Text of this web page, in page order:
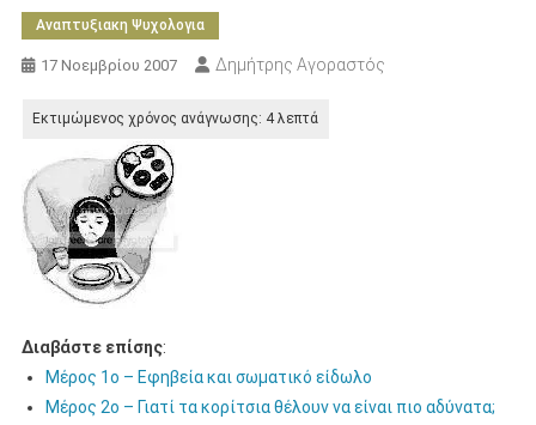
Αναπτυξιακη Ψυχολογια
17 Νοεμβρίου 2007 Δημήτρης Αγοραστός
Διαβάστε επίσης:
Μέρος 1ο – Εφηβεία και σωματικό είδωλο
Μέρος 2ο – Γιατί τα κορίτσια θέλουν να είναι πιο αδύνατα;